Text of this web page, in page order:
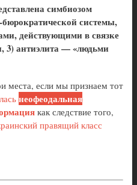
симбиозом
бюрократической системы,
действующими в связке
3) антиэлита — «людьми
места, если мы признаем тот
неофеодальная
как следствие того,
правящий класс